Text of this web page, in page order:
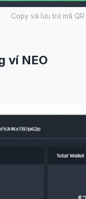
Copy và lưu trữ mã
ví NEO